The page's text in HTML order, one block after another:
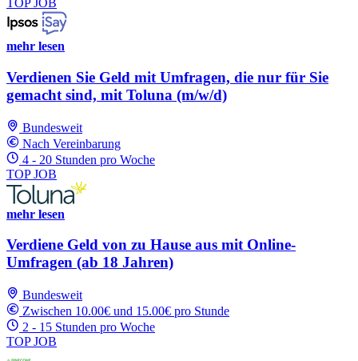
TOP JOB
mehr lesen
Verdienen Sie Geld mit Umfragen, die nur für Sie
gemacht sind, mit Toluna (m/w/d)
Bundesweit
Nach Vereinbarung
4 - 20 Stunden pro Woche
TOP JOB
mehr lesen
Verdiene Geld von zu Hause aus mit Online-
Umfragen (ab 18 Jahren)
Bundesweit
Zwischen 10.00€ und 15.00€ pro Stunde
2 - 15 Stunden pro Woche
TOP JOB